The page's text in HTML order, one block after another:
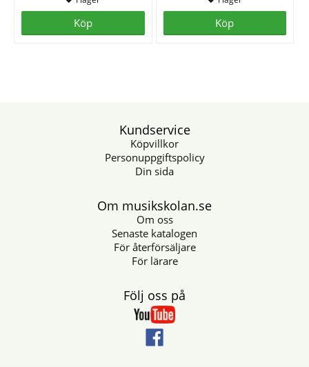
Köp Köp
Kundservice
Köpvillkor
Personuppgiftspolicy
Din sida
Om musikskolan.se
Om oss
Senaste katalogen
För återförsäljare
För lärare
Följ oss på